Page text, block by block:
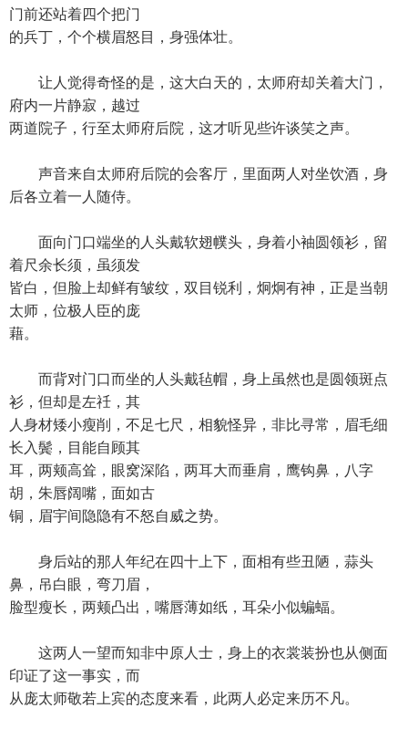
门前还站着四个把门
的兵丁，个个横眉怒目，身强体壮。
让人觉得奇怪的是，这大白天的，太师府却关着大门，
府内一片静寂，越过
两道院子，行至太师府后院，这才听见些许谈笑之声。
声音来自太师府后院的会客厅，里面两人对坐饮酒，身
后各立着一人随侍。
面向门口端坐的人头戴软翅幞头，身着小袖圆领衫，留
着尺余长须，虽须发
皆白，但脸上却鲜有皱纹，双目锐利，炯炯有神，正是当朝
太师，位极人臣的庞
藉。
而背对门口而坐的人头戴毡帽，身上虽然也是圆领斑点
衫，但却是左祍，其
人身材矮小瘦削，不足七尺，相貌怪异，非比寻常，眉毛细
长入鬓，目能自顾其
耳，两颊高耸，眼窝深陷，两耳大而垂肩，鹰钩鼻，八字
胡，朱唇阔嘴，面如古
铜，眉宇间隐隐有不怒自威之势。
身后站的那人年纪在四十上下，面相有些丑陋，蒜头
鼻，吊白眼，弯刀眉，
脸型瘦长，两颊凸出，嘴唇薄如纸，耳朵小似蝙蝠。
这两人一望而知非中原人士，身上的衣裳装扮也从侧面
印证了这一事实，而
从庞太师敬若上宾的态度来看，此两人必定来历不凡。